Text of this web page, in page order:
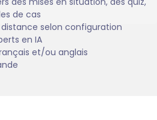
de cas
selon configuration
en IA
et/ou anglais